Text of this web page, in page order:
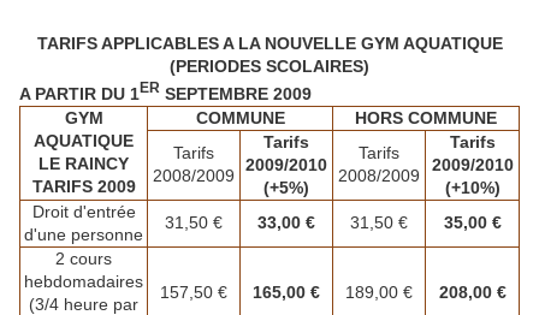
TARIFS APPLICABLES A LA NOUVELLE GYM AQUATIQUE
(PERIODES SCOLAIRES)
A PARTIR DU 1ER SEPTEMBRE 2009
GYM
AQUATIQUE
LE RAINCY
TARIFS 2009
COMMUNE
HORS COMMUNE
Tarifs
2008/2009
Tarifs
2009/2010
(+5%)
Tarifs
2008/2009
Tarifs
2009/2010
(+10%)
Droit d'entrée
d'une personne
31,50 € 33,00 € 31,50 € 35,00 €
2 cours
hebdomadaires
(3/4 heure par
157,50 € 165,00 € 189,00 € 208,00 €